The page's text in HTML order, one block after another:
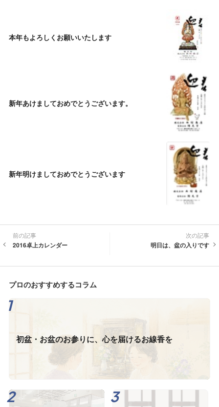
本年もよろしくお願いいたします
新年あけましておめでとうございます。
新年明けましておめでとうございます
前の記事
2016卓上カレンダー
次の記事
明日は、盆の入りです
プロのおすすめするコラム
初盆・お盆のお参りに、心を届けるお線香を